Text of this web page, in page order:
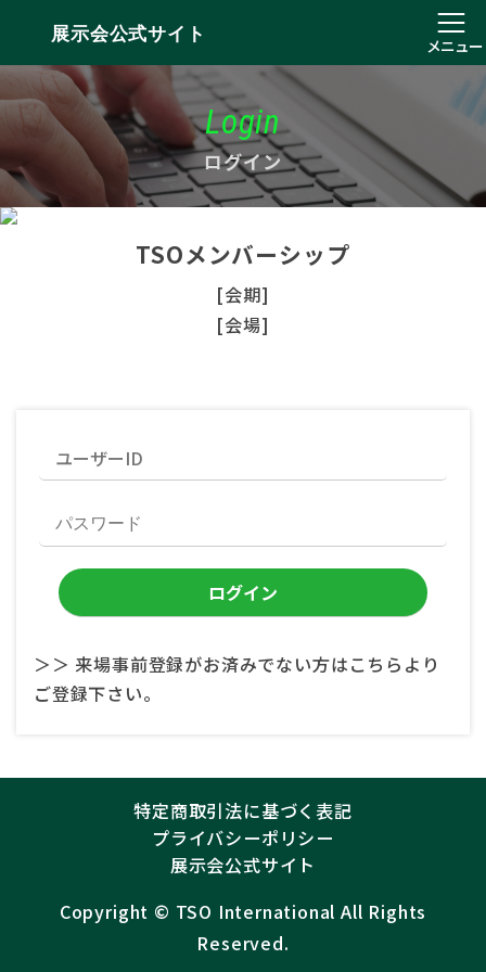
展示会公式サイト
メニュー
Login
ログイン
TSOメンバーシップ
[会期]
[会場]
＞＞ 来場事前登録がお済みでない方はこちらより
ご登録下さい。
特定商取引法に基づく表記
プライバシーポリシー
展示会公式サイト
Copyright ©︎ TSO International All Rights
Reserved.